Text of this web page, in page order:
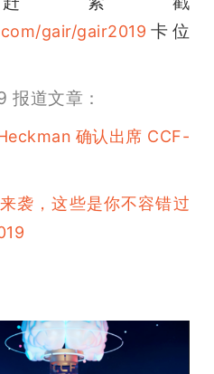
gair/gair2019 卡位
报道文章：
确认出席 CCF-
袭，这些是你不容错过